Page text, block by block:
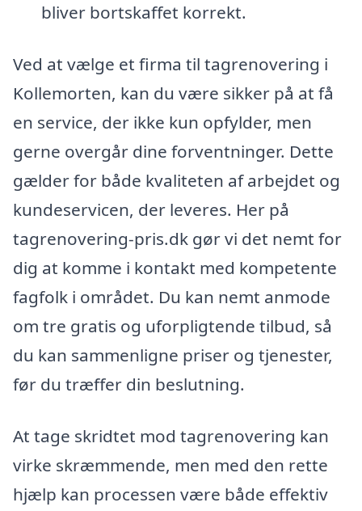
bliver bortskaffet korrekt.
Ved at vælge et firma til tagrenovering i
Kollemorten, kan du være sikker på at få
en service, der ikke kun opfylder, men
gerne overgår dine forventninger. Dette
gælder for både kvaliteten af arbejdet og
kundeservicen, der leveres. Her på
tagrenovering-pris.dk gør vi det nemt for
dig at komme i kontakt med kompetente
fagfolk i området. Du kan nemt anmode
om tre gratis og uforpligtende tilbud, så
du kan sammenligne priser og tjenester,
før du træffer din beslutning.
At tage skridtet mod tagrenovering kan
virke skræmmende, men med den rette
hjælp kan processen være både effektiv